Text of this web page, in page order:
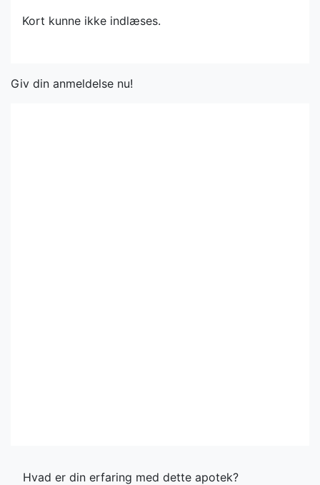
Kort kunne ikke indlæses.
Giv din anmeldelse nu!
Hvad er din erfaring med dette apotek?